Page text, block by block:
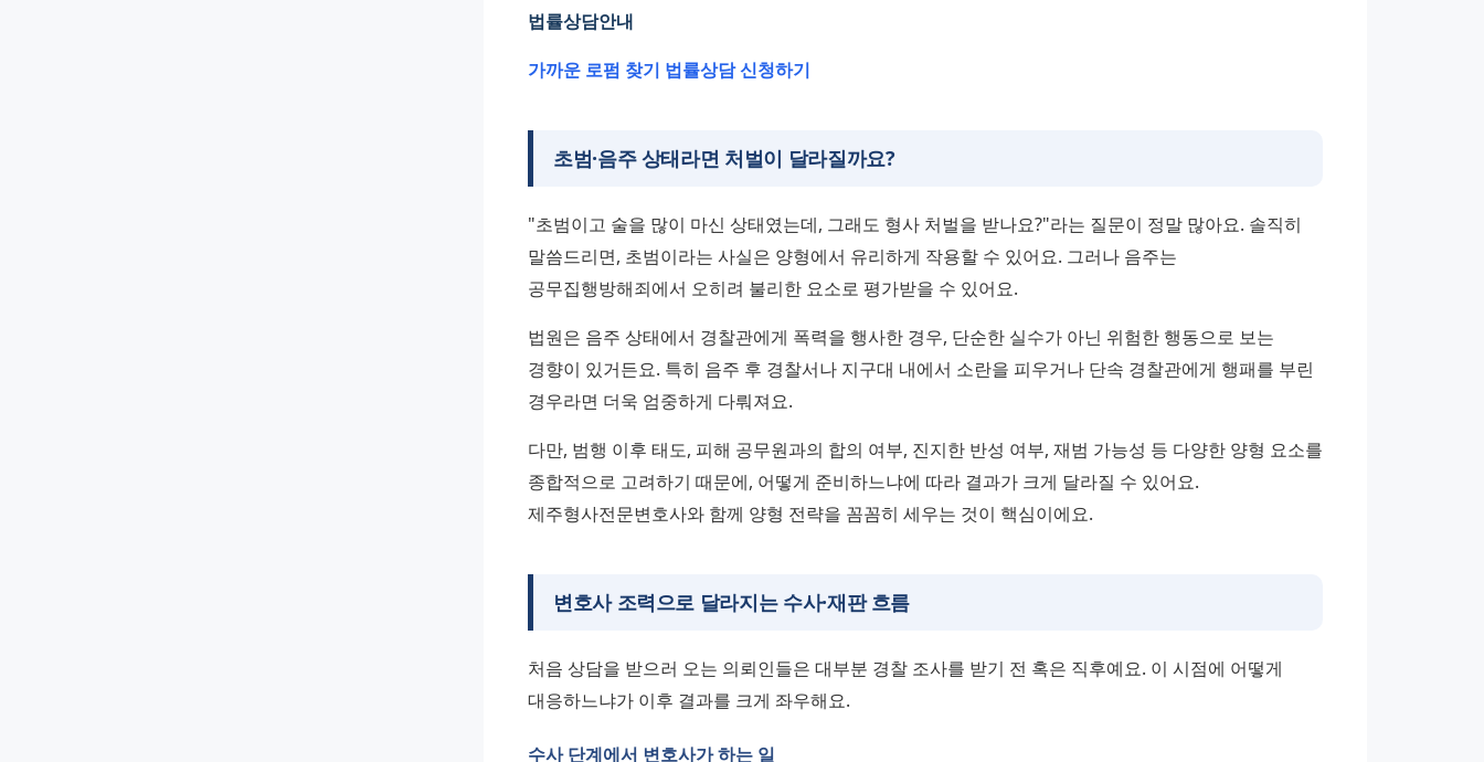
법률상담안내
가까운 로펌 찾기 법률상담 신청하기
초범·음주 상태라면 처벌이 달라질까요?
"초범이고 술을 많이 마신 상태였는데, 그래도 형사 처벌을 받나요?"라는 질문이 정말 많아요. 솔직히
말씀드리면, 초범이라는 사실은 양형에서 유리하게 작용할 수 있어요. 그러나 음주는
공무집행방해죄에서 오히려 불리한 요소로 평가받을 수 있어요.
법원은 음주 상태에서 경찰관에게 폭력을 행사한 경우, 단순한 실수가 아닌 위험한 행동으로 보는
경향이 있거든요. 특히 음주 후 경찰서나 지구대 내에서 소란을 피우거나 단속 경찰관에게 행패를 부린
경우라면 더욱 엄중하게 다뤄져요.
다만, 범행 이후 태도, 피해 공무원과의 합의 여부, 진지한 반성 여부, 재범 가능성 등 다양한 양형 요소를
종합적으로 고려하기 때문에, 어떻게 준비하느냐에 따라 결과가 크게 달라질 수 있어요.
제주형사전문변호사와 함께 양형 전략을 꼼꼼히 세우는 것이 핵심이에요.
변호사 조력으로 달라지는 수사·재판 흐름
처음 상담을 받으러 오는 의뢰인들은 대부분 경찰 조사를 받기 전 혹은 직후예요. 이 시점에 어떻게
대응하느냐가 이후 결과를 크게 좌우해요.
수사 단계에서 변호사가 하는 일